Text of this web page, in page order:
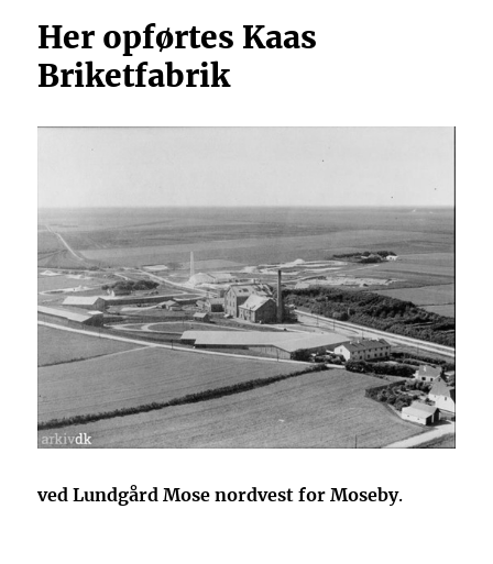
Her opførtes Kaas
Briketfabrik
ved Lundgård Mose nordvest for Moseby.